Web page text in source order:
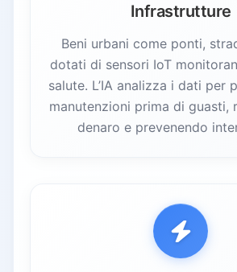
Infrastrutture
Beni urbani come ponti,
dotati di sensori IoT
salute. L’IA analizza i dati per
manutenzioni prima di guasti,
denaro e prevenendo